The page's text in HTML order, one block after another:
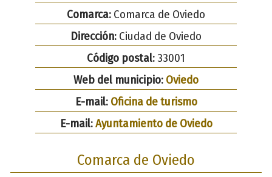
Comarca: Comarca de Oviedo
Dirección: Ciudad de Oviedo
Código postal:33001
Web del municipio: Oviedo
E-mail: Oficina de turismo
E-mail:Ayuntamiento de Oviedo
Comarca de Oviedo